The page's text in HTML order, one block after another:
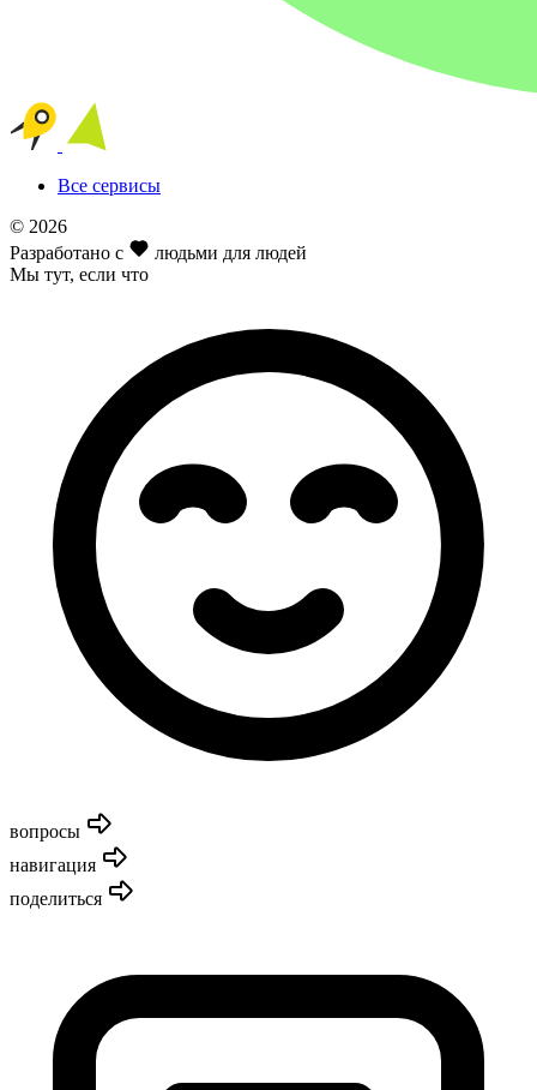
Все сервисы
© 2026
Разработано с
людьми для людей
Мы тут, если что
вопросы
навигация
поделиться